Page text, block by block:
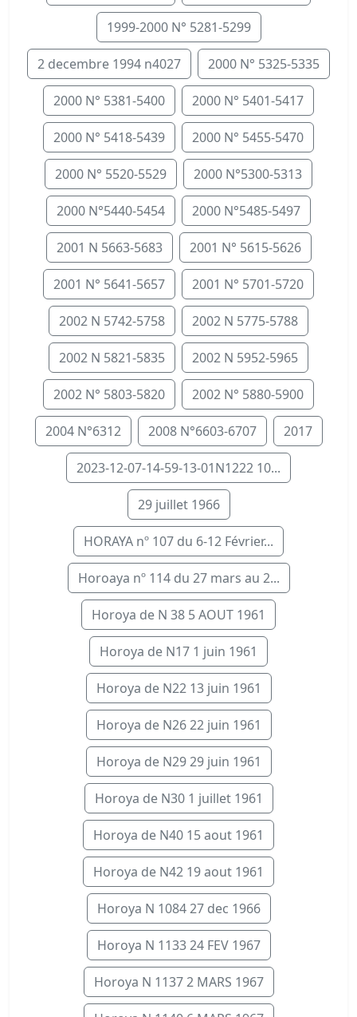
1999-2000 N° 5281-5299
2 decembre 1994 n4027 2000 N° 5325-5335
2000 N° 5381-5400 2000 N° 5401-5417
2000 N° 5418-5439 2000 N° 5455-5470
2000 N° 5520-5529 2000 N°5300-5313
2000 N°5440-5454 2000 N°5485-5497
2001 N 5663-5683 2001 N° 5615-5626
2001 N° 5641-5657 2001 N° 5701-5720
2002 N 5742-5758 2002 N 5775-5788
2002 N 5821-5835 2002 N 5952-5965
2002 N° 5803-5820 2002 N° 5880-5900
2004 N°6312 2008 N°6603-6707 2017
2023-12-07-14-59-13-01N1222 10...
29 juillet 1966
HORAYA nº 107 du 6-12 Février...
Horoaya nº 114 du 27 mars au 2...
Horoya de N 38 5 AOUT 1961
Horoya de N17 1 juin 1961
Horoya de N22 13 juin 1961
Horoya de N26 22 juin 1961
Horoya de N29 29 juin 1961
Horoya de N30 1 juillet 1961
Horoya de N40 15 aout 1961
Horoya de N42 19 aout 1961
Horoya N 1084 27 dec 1966
Horoya N 1133 24 FEV 1967
Horoya N 1137 2 MARS 1967